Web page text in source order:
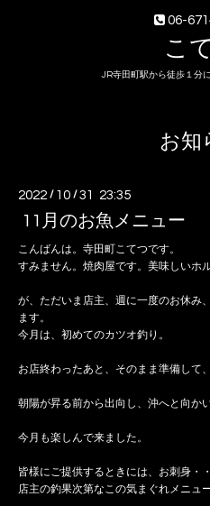
06-
こ
JR寺田町駅から徒歩１分
お知
2022 / 10 /31 23:35
11月のお魚メニュー
こんばんは。寺田町こてつです。
すみません。焼肉屋です。美味しいホ
が、ただいま店主、週に一度のお休み
ます。
今月は、初めてのカツオ釣り。
お店終わったあと、そのまま準備して
朝陽が昇る前から出向し、沖へと向か
今月も楽しんで来ました。
皆様にご提供するときには、お刺身・
店主の釣果次第なこの気まぐれメニュ